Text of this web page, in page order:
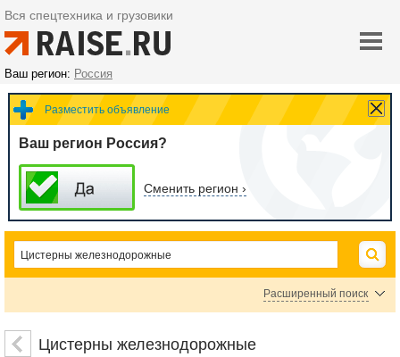
Вся спецтехника и грузовики
Ваш регион: Россия
Разместить объявление
Ваш регион Россия?
Сменить регион ›
Расширенный поиск
ЦенаЦистерны железнодорожные